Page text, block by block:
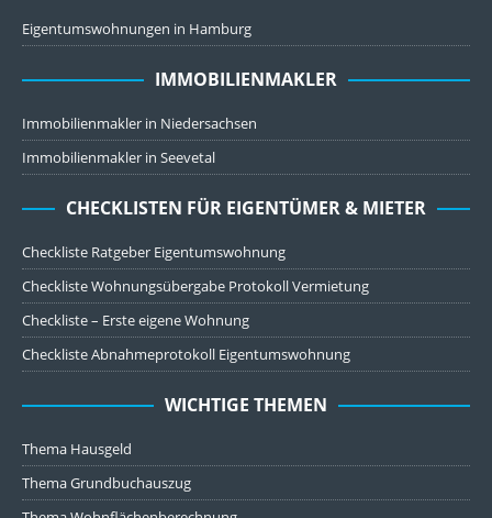
Eigentumswohnungen in Hamburg
IMMOBILIENMAKLER
Immobilienmakler in Niedersachsen
Immobilienmakler in Seevetal
CHECKLISTEN FÜR EIGENTÜMER & MIETER
Checkliste Ratgeber Eigentumswohnung
Checkliste Wohnungsübergabe Protokoll Vermietung
Checkliste – Erste eigene Wohnung
Checkliste Abnahmeprotokoll Eigentumswohnung
WICHTIGE THEMEN
Thema Hausgeld
Thema Grundbuchauszug